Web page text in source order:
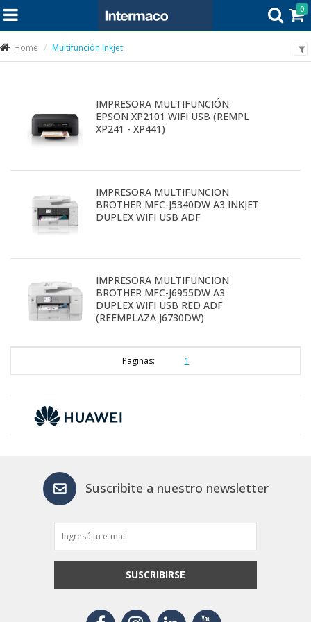
0
Home Multifunción Inkjet
IMPRESORA MULTIFUNCIÓN
EPSON XP2101 WIFI USB (REMPL
XP241 - XP441)
IMPRESORA MULTIFUNCION
BROTHER MFC-J5340DW A3 INKJET
DUPLEX WIFI USB ADF
IMPRESORA MULTIFUNCION
BROTHER MFC-J6955DW A3
DUPLEX WIFI USB RED ADF
(REEMPLAZA J6730DW)
Paginas: 1
Suscribite a nuestro newsletter
SUSCRIBIRSE